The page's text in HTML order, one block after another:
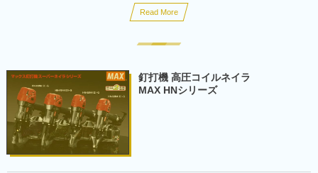
Read More
釘打機 高圧コイルネイラ
MAX HNシリーズ